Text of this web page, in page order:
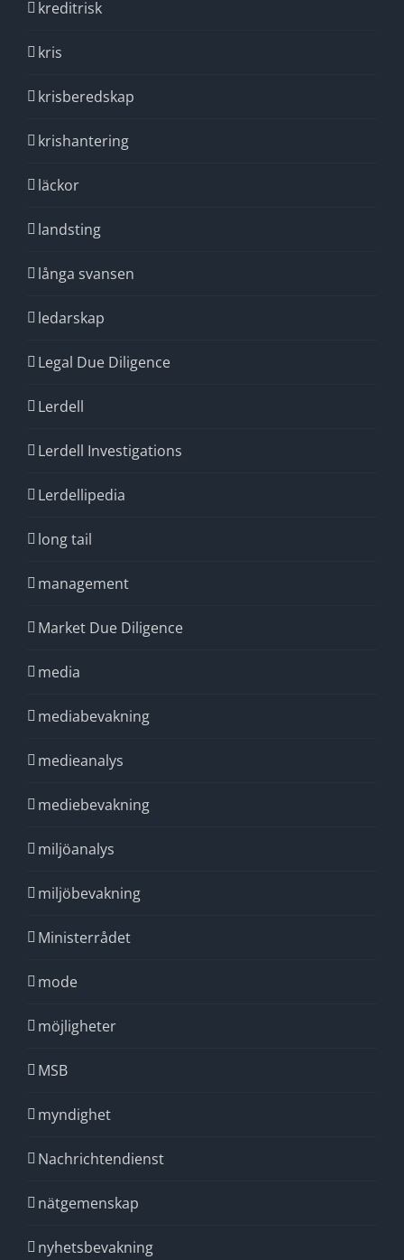
kreditrisk
kris
krisberedskap
krishantering
läckor
landsting
långa svansen
ledarskap
Legal Due Diligence
Lerdell
Lerdell Investigations
Lerdellipedia
long tail
management
Market Due Diligence
media
mediabevakning
medieanalys
mediebevakning
miljöanalys
miljöbevakning
Ministerrådet
mode
möjligheter
MSB
myndighet
Nachrichtendienst
nätgemenskap
nyhetsbevakning